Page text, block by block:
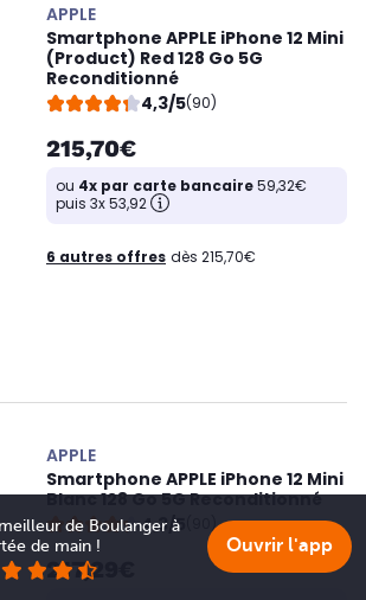
APPLE
Smartphone APPLE iPhone 12 Mini
(Product) Red 128 Go 5G
Reconditionné
4,3/5(90)
215,70€
ou 4x par carte bancaire59,32€
puis 3x 53,92
6 autres offres dès 215,70€
APPLE
Smartphone APPLE iPhone 12 Mini
Blanc 128 Go 5G Reconditionné
4,3/5
(90)
217,29€
de Boulanger à
de main !
Ouvrir l'app